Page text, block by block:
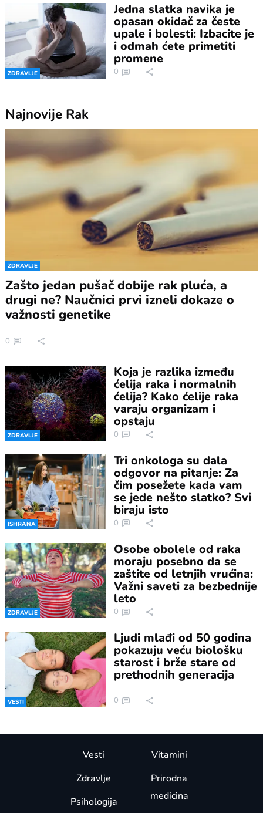
ZDRAVLJE
Jedna slatka navika je
opasan okidač za česte
upale i bolesti: Izbacite je
i odmah ćete primetiti
promene
0
Najnovije Rak
ZDRAVLJE
Zašto jedan pušač dobije rak pluća, a
drugi ne? Naučnici prvi izneli dokaze o
važnosti genetike
0
ZDRAVLJE
Koja je razlika između
ćelija raka i normalnih
ćelija? Kako ćelije raka
varaju organizam i
opstaju
0
ISHRANA
Tri onkologa su dala
odgovor na pitanje: Za
čim posežete kada vam
se jede nešto slatko? Svi
biraju isto
0
ZDRAVLJE
Osobe obolele od raka
moraju posebno da se
zaštite od letnjih vrućina:
Važni saveti za bezbednije
leto
0
VESTI
Ljudi mlađi od 50 godina
pokazuju veću biološku
starost i brže stare od
prethodnih generacija
0
Vesti
Zdravlje
Psihologija
Vitamini
Prirodna
medicina